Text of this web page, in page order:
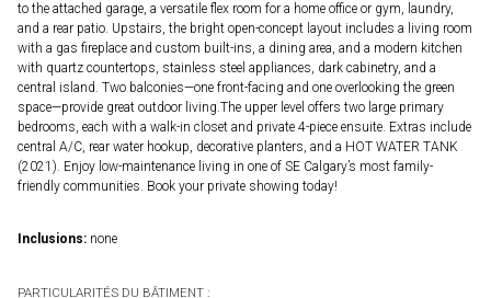
to the attached garage, a versatile flex room for a home office or gym, laundry,
and a rear patio. Upstairs, the bright open-concept layout includes a living room
with a gas fireplace and custom built-ins, a dining area, and a modern kitchen
with quartz countertops, stainless steel appliances, dark cabinetry, and a
central island. Two balconies—one front-facing and one overlooking the green
space—provide great outdoor living.The upper level offers two large primary
bedrooms, each with a walk-in closet and private 4-piece ensuite. Extras include
central A/C, rear water hookup, decorative planters, and a HOT WATER TANK
(2021). Enjoy low-maintenance living in one of SE Calgary’s most family-
friendly communities. Book your private showing today!
Inclusions: none
PARTICULARITÉS DU BÂTIMENT :